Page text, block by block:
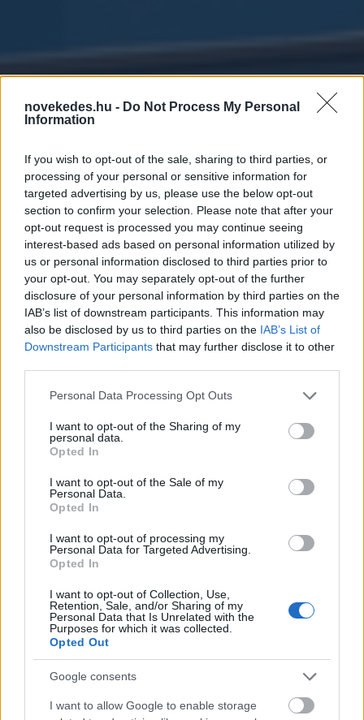
novekedes.hu - Do Not Process My Personal
Information
If you wish to opt-out of the sale, sharing to third parties, or
processing of your personal or sensitive information for
targeted advertising by us, please use the below opt-out
section to confirm your selection. Please note that after your
opt-out request is processed you may continue seeing
interest-based ads based on personal information utilized by
us or personal information disclosed to third parties prior to
your opt-out. You may separately opt-out of the further
disclosure of your personal information by third parties on the
IAB’s list of downstream participants. This information may
also be disclosed by us to third parties on the IAB’s List of
Downstream Participants that may further disclose it to other
Please note that this website/app uses one or more Google
not limited to your visit or usage behaviour. You may click to
grant or deny consent to Google and its third-party tags to
use your data for below specified purposes in below Google
consent section.
Personal Data Processing Opt Outs
I want to opt-out of the Sharing of my
personal data.
Opted In
I want to opt-out of the Sale of my
Personal Data.
Opted In
I want to opt-out of processing my
Personal Data for Targeted Advertising.
Opted In
I want to opt-out of Collection, Use,
Retention, Sale, and/or Sharing of my
Personal Data that Is Unrelated with the
Purposes for which it was collected.
Opted Out
Google consents
I want to allow Google to enable storage
Bevált a fogyókúrás
tabletta, mennybe megy
a gyártó
ELEMZÉSEK 2024. MÁRC. 8. F. P.
Egy kísérletet végeztek a Novo Nordisk
tablettájával: a résztvevők jó pár kilót
leadtak. A gyógyszergyár részvényei a
mesterséges intelligencia bajnokát is
túlszárnyalják az emelkedésben.
A dán gyógyszergyár, amely már eddig is
tarolt fogyókúrás injekcióival és ezáltal a Louis
Vuittont megelőzve Európa legnagyobb
vállalata lett, most kísérletet végzett egy
naponta szedhető tabblettával, ami mégiscsak
egyszerűbb, mint a heti injekció. Az első